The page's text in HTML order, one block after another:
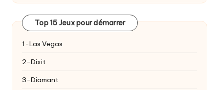
Top 15 Jeux pour démarrer
1-Las Vegas
2-Dixit
3-Diamant